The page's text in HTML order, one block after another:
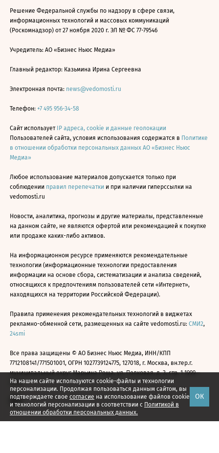
На нашем сайте используются cookie-файлы и технологии
персонализации. Продолжая пользоваться данным сайтом, вы
подтверждаете свое согласие на использование файлов cookie
и технологий персонализации в соответствии с Политикой в
отношении обработки персональных данных.
ОК
Решение Федеральной службы по надзору в сфере связи,
информационных технологий и массовых коммуникаций
(Роскомнадзор) от 27 ноября 2020 г. ЭЛ № ФС 77-79546
Учредитель: АО «Бизнес Ньюс Медиа»
Главный редактор: Казьмина Ирина Сергеевна
Электронная почта: news@vedomosti.ru
Телефон: +7 495 956-34-58
Сайт использует IP адреса, cookie и данные геолокации
Пользователей сайта, условия использования содержатся в Политике
в отношении обработки персональных данных АО «Бизнес Ньюс
Медиа»
Любое использование материалов допускается только при
соблюдении правил перепечатки и при наличии гиперссылки на
vedomosti.ru
Новости, аналитика, прогнозы и другие материалы, представленные
на данном сайте, не являются офертой или рекомендацией к покупке
или продаже каких-либо активов.
На информационном ресурсе применяются рекомендательные
технологии (информационные технологии предоставления
информации на основе сбора, систематизации и анализа сведений,
относящихся к предпочтениям пользователей сети «Интернет»,
находящихся на территории Российской Федерации).
Правила применения рекомендательных технологий в виджетах
рекламно-обменной сети, размещенных на сайте vedomosti.ru: СМИ2,
24smi
Все права защищены © АО Бизнес Ньюс Медиа, ИНН/КПП
7712108141/771501001, ОГРН 1027739124775, 127018, г. Москва, вн.тер.г.
муниципальный округ Марьина Роща, ул. Полковая, д. 3, стр. 1 1999—
2026